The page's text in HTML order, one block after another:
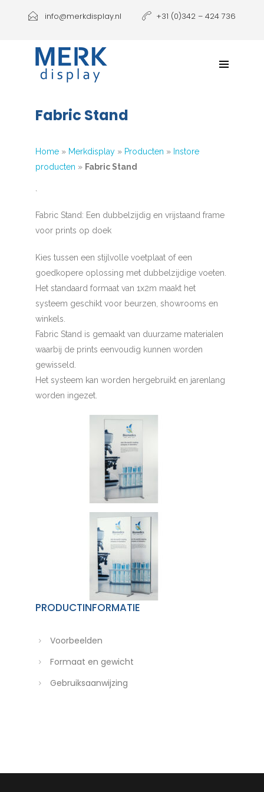
Producten
Klantbeleving
info@merkdisplay.nl +31 (0)342 – 424 736
Fabric Stand
Home» Merkdisplay» Producten » Instore
producten » Fabric Stand
`
Fabric Stand: Een dubbelzijdig en vrijstaand frame
voor prints op doek
Kies tussen een stijlvolle voetplaat of een
goedkopere oplossing met dubbelzijdige voeten.
Het standaard formaat van 1x2m maakt het
systeem geschikt voor beurzen, showrooms en
winkels.
Fabric Stand is gemaakt van duurzame materialen
waarbij de prints eenvoudig kunnen worden
gewisseld.
Het systeem kan worden hergebruikt en jarenlang
worden ingezet.
PRODUCTINFORMATIE
Voorbeelden
Formaat en gewicht
Gebruiksaanwijzing